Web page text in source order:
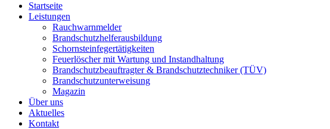
Startseite
Leistungen
Rauchwarnmelder
Brandschutzhelferausbildung
Schornsteinfegertätigkeiten
Feuerlöscher mit Wartung und Instandhaltung
Brandschutzbeauftragter & Brandschutztechniker (TÜV)
Brandschutzunterweisung
Magazin
Über uns
Aktuelles
Kontakt